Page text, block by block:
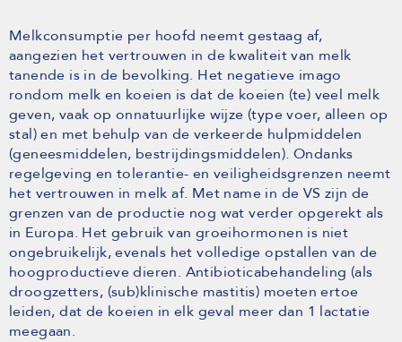
Melkconsumptie per hoofd neemt gestaag af,
aangezien het vertrouwen in de kwaliteit van melk
tanende is in de bevolking. Het negatieve imago
rondom melk en koeien is dat de koeien (te) veel melk
geven, vaak op onnatuurlijke wijze (type voer, alleen op
stal) en met behulp van de verkeerde hulpmiddelen
(geneesmiddelen, bestrijdingsmiddelen). Ondanks
regelgeving en tolerantie- en veiligheidsgrenzen neemt
het vertrouwen in melk af. Met name in de VS zijn de
grenzen van de productie nog wat verder opgerekt als
in Europa. Het gebruik van groeihormonen is niet
ongebruikelijk, evenals het volledige opstallen van de
hoogproductieve dieren. Antibioticabehandeling (als
droogzetters, (sub)klinische mastitis) moeten ertoe
leiden, dat de koeien in elk geval meer dan 1 lactatie
meegaan.